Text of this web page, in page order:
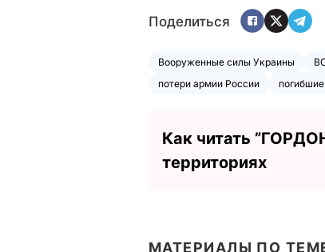
Поделиться
Вооруженные силы Украины
потери армии России
Как читать
территориях
МАТЕРИАЛЫ ПО